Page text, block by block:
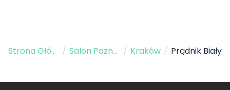
Strona Główna / Salon Paznokci / Kraków / Prądnik Biały